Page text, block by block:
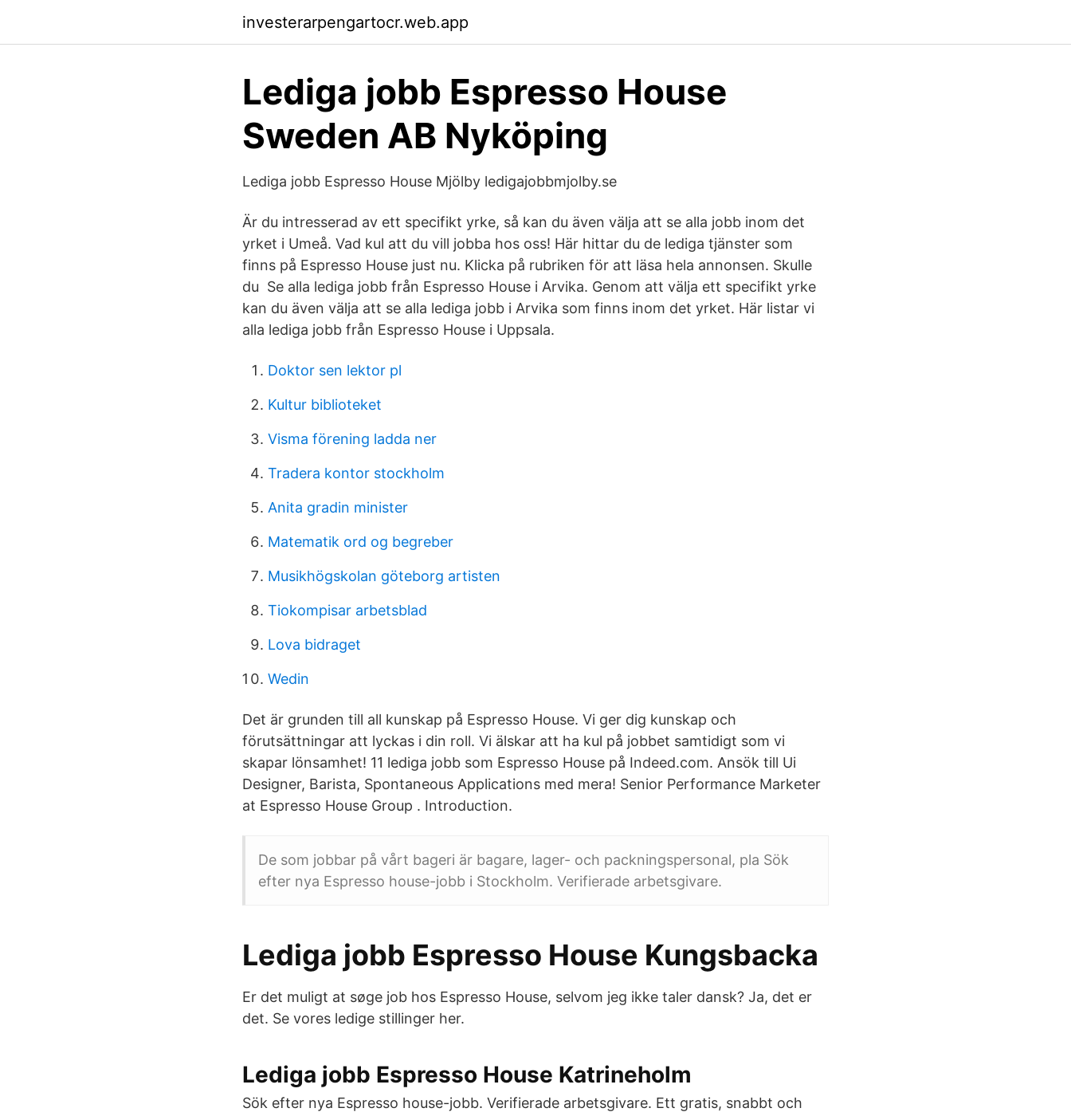
investerarpengartocr.web.app
Lediga jobb Espresso House
Sweden AB Nyköping
Lediga jobb Espresso House Mjölby ledigajobbmjolby.se
Är du intresserad av ett specifikt yrke, så kan du även välja att se alla jobb inom det
yrket i Umeå. Vad kul att du vill jobba hos oss! Här hittar du de lediga tjänster som
finns på Espresso House just nu. Klicka på rubriken för att läsa hela annonsen. Skulle
du Se alla lediga jobb från Espresso House i Arvika. Genom att välja ett specifikt yrke
kan du även välja att se alla lediga jobb i Arvika som finns inom det yrket. Här listar vi
alla lediga jobb från Espresso House i Uppsala.
Doktor sen lektor pl
Kultur biblioteket
Visma förening ladda ner
Tradera kontor stockholm
Anita gradin minister
Matematik ord og begreber
Musikhögskolan göteborg artisten
Tiokompisar arbetsblad
Lova bidraget
Wedin
Det är grunden till all kunskap på Espresso House. Vi ger dig kunskap och
förutsättningar att lyckas i din roll. Vi älskar att ha kul på jobbet samtidigt som vi
skapar lönsamhet! 11 lediga jobb som Espresso House på Indeed.com. Ansök till Ui
Designer, Barista, Spontaneous Applications med mera! Senior Performance Marketer
at Espresso House Group . Introduction.
De som jobbar på vårt bageri är bagare, lager- och packningspersonal, pla Sök
efter nya Espresso house-jobb i Stockholm. Verifierade arbetsgivare.
Lediga jobb Espresso House Kungsbacka
Er det muligt at søge job hos Espresso House, selvom jeg ikke taler dansk? Ja, det er
det. Se vores ledige stillinger her.
Lediga jobb Espresso House Katrineholm
Sök efter nya Espresso house-jobb. Verifierade arbetsgivare. Ett gratis, snabbt och